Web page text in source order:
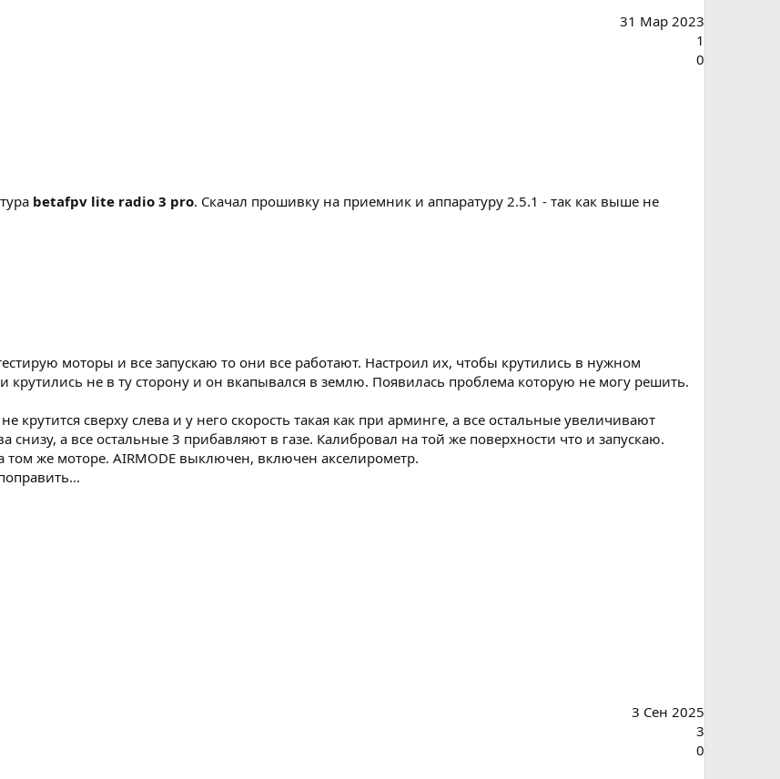
31 Мар 2023
1
0
betafpv lite radio 3 pro. Скачал прошивку на приемник и аппаратуру 2.5.1 - так как выше не
моторы и все запускаю то они все работают. Настроил их, чтобы крутились в нужном
крутились не в ту сторону и он вкапывался в землю. Появилась проблема которую не могу решить.
крутится сверху слева и у него скорость такая как при арминге, а все остальные увеличивают
снизу, а все остальные 3 прибавляют в газе. Калибровал на той же поверхности что и запускаю.
же моторе. AIRMODE выключен, включен акселирометр.
3 Сен 2025
3
0